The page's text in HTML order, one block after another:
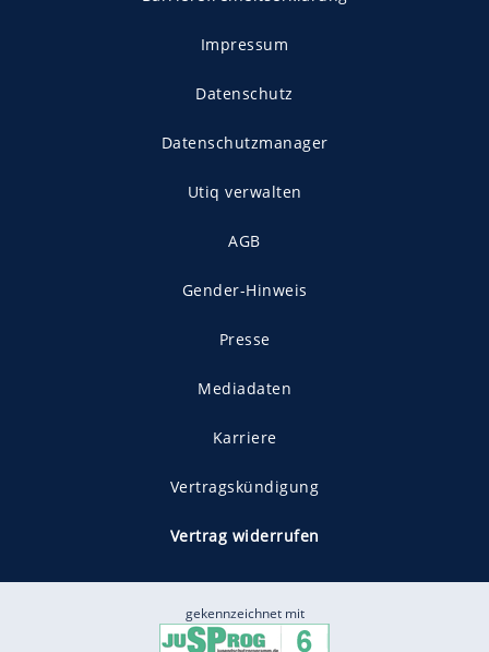
Impressum
Datenschutz
Datenschutzmanager
Utiq verwalten
AGB
Gender-Hinweis
Presse
Mediadaten
Karriere
Vertragskündigung
Vertrag widerrufen
gekennzeichnet mit